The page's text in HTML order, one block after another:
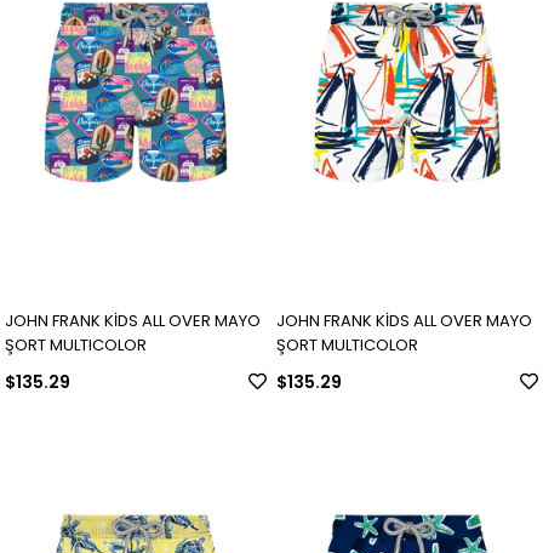
JOHN FRANK KİDS ALL OVER MAYO
ŞORT MULTICOLOR
$135.29
JOHN FRANK KİDS ALL OVER MAYO
ŞORT MULTICOLOR
$135.29